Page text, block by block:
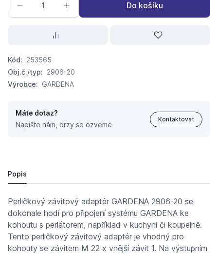
Do košíku
Kód: 253565
Obj.č./typ: 2906-20
Výrobce: GARDENA
Máte dotaz?
Napište nám, brzy se ozveme
Kontaktovat
Popis
Perličkový závitový adaptér GARDENA 2906-20 se
dokonale hodí pro připojení systému GARDENA ke
kohoutu s perlátorem, například v kuchyni či koupelně.
Tento perličkový závitový adaptér je vhodný pro
kohouty se závitem M 22 x vnější závit 1. Na výstupním